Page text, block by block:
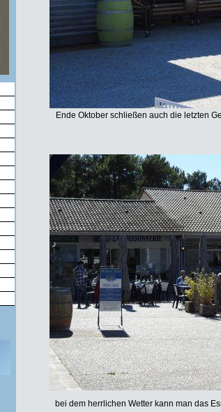
Datenschutzerklärung
bei dem herrlichen Wetter kann man das
Ende Oktober schließen auch die letzten